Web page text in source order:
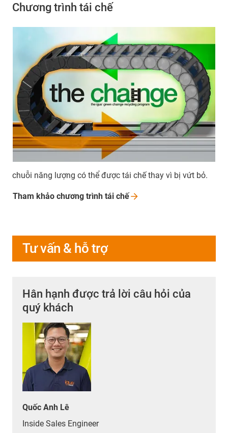
Chương trình tái chế
chuỗi năng lượng có thể được tái chế thay vì bị vứt bỏ.
Tham khảo chương trình tái chế
Tư vấn & hỗ trợ
Hân hạnh được trả lời câu hỏi của
quý khách
Quốc Anh Lê
Inside Sales Engineer